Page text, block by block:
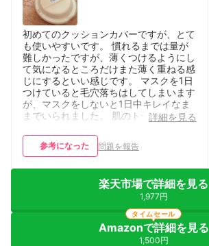
初めてのクッションカバーですが、とて
も使いやすいです。 慣れるまでは量が
難しかったですが、薄くつけるようにし
て気になるところだけまた薄く重ねる感
じにするといい感じです。 マスクを1日
つけていると毛穴落ちはしてしまいます
が、マスクをしないと1日中キレイなま
までいられました。 肌のトーンが明る
も映えます。
詳細を見る
参考になった 問題を報告
楽天市場で詳細を見る
1,977円
Amazonで詳細を見る
1,500円
タイムセール